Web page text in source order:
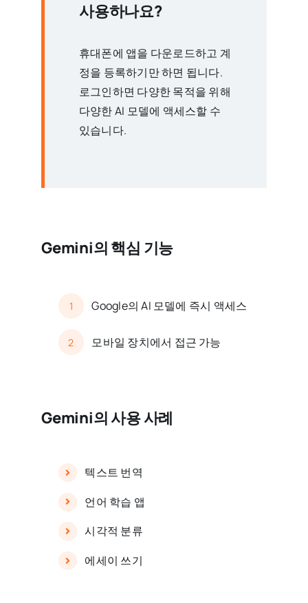
사용하나요?
휴대폰에 앱을 다운로드하고 계
정을 등록하기만 하면 됩니다.
로그인하면 다양한 목적을 위해
다양한 AI 모델에 액세스할 수
있습니다.
Gemini의 핵심 기능
1 Google의 AI 모델에 즉시 액세스
2 모바일 장치에서 접근 가능
Gemini의 사용 사례
텍스트 번역
언어 학습 앱
시각적 분류
에세이 쓰기